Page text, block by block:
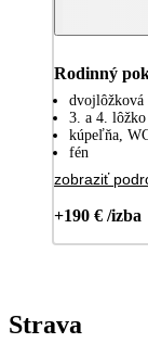
Rodinný
dvojlôžková
3. a 4.
kúpeľňa,
fén
zobraziť
+190 € /izba
Strava